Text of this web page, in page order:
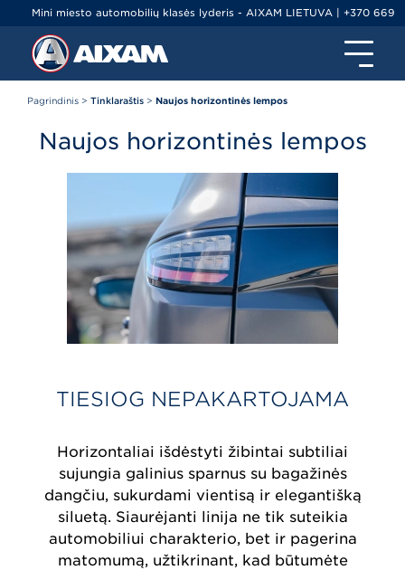
Mini miesto automobilių klasės lyderis - AIXAM LIETUVA | +370 669
79000 | info@ltminiauto.lt
Pagrindinis > Tinklaraštis > Naujos horizontinės lempos
Naujos horizontinės lempos
TIESIOG NEPAKARTOJAMA
Horizontaliai išdėstyti žibintai subtiliai
sujungia galinius sparnus su bagažinės
dangčiu, sukurdami vientisą ir elegantišką
siluetą. Siaurėjanti linija ne tik suteikia
automobiliui charakterio, bet ir pagerina
matomumą, užtikrinant, kad būtumėte